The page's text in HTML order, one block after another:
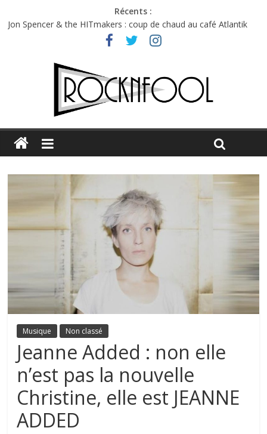
Récents :
Jon Spencer & the HITmakers : coup de chaud au café Atlantik
Hellfest 2026 vendredi : température et émotions en hausse
Hellfest 2026 jeudi : impossible de choisir entre chaleur et bonne
Première édition du Midgard Festival : entre bière, métal et
Charlie Puth à l’Olympia : la leçon de pop du Professeur Puth
Musique Non classé
Jeanne Added : non elle
n’est pas la nouvelle
Christine, elle est JEANNE
ADDED